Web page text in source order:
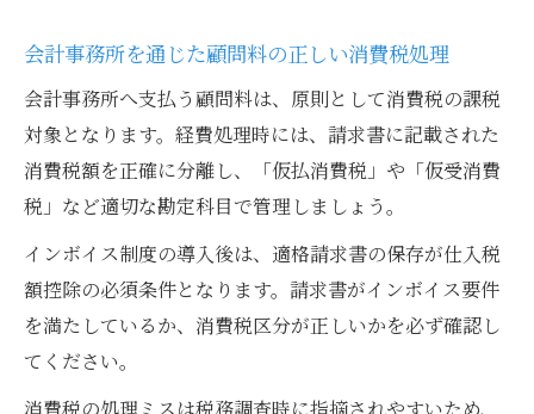
会計事務所を通じた顧問料の正しい消費税処理
会計事務所へ支払う顧問料は、原則として消費税の課税
対象となります。経費処理時には、請求書に記載された
消費税額を正確に分離し、「仮払消費税」や「仮受消費
税」など適切な勘定科目で管理しましょう。
インボイス制度の導入後は、適格請求書の保存が仕入税
額控除の必須条件となります。請求書がインボイス要件
を満たしているか、消費税区分が正しいかを必ず確認し
てください。